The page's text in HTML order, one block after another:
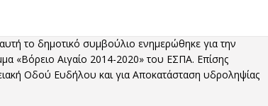
το δημοτικό συμβούλιο ενημερώθηκε για την
«Βόρειο Αιγαίο 2014-2020» του ΕΣΠΑ. Επίσης
Οδού Ευδήλου και για Αποκατάσταση υδροληψίας